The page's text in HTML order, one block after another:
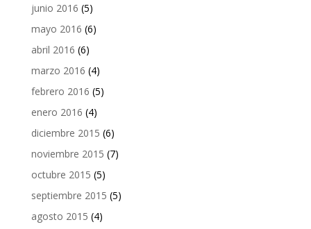
junio 2016 (5)
mayo 2016 (6)
abril 2016 (6)
marzo 2016 (4)
febrero 2016 (5)
enero 2016 (4)
diciembre 2015 (6)
noviembre 2015 (7)
octubre 2015 (5)
septiembre 2015 (5)
agosto 2015 (4)